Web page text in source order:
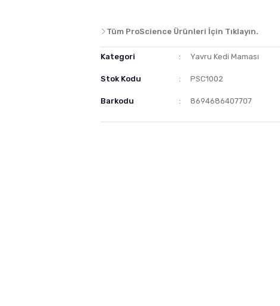
Tüm ProScience Ürünleri İçin Tıklayın.
Kategori Yavru Kedi Maması
Stok Kodu PSC1002
Barkodu 8694686407707